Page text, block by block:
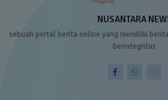
NUSANTARA
sebuah portal berita online yang memiliki
berintegritas